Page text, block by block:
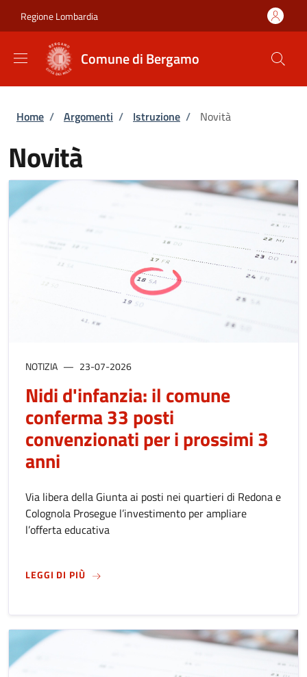
Regione Lombardia
Comune di Bergamo
Briciole di pane
Home / Argomenti / Istruzione / Novità
Novità
NOTIZIA 23-07-2026
Nidi d'infanzia: il comune
conferma 33 posti
convenzionati per i prossimi 3
anni
Via libera della Giunta ai posti nei quartieri di Redona e
Colognola Prosegue l’investimento per ampliare
l’offerta educativa
LEGGI DI PIÙSUNIDI D'INFANZIA: IL COMUNE CONFERMA